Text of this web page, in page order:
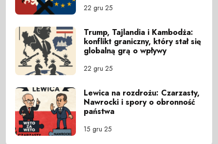
22 gru 25
Trump, Tajlandia i Kambodża:
konflikt graniczny, który stał się
globalną grą o wpływy
22 gru 25
Lewica na rozdrożu: Czarzasty,
Nawrocki i spory o obronność
państwa
15 gru 25